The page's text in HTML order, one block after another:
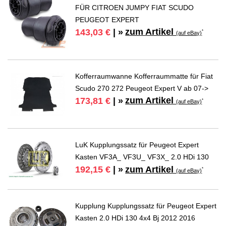
FÜR CITROEN JUMPY FIAT SCUDO
PEUGEOT EXPERT
143,03 € | » zum Artikel(auf eBay)*
Kofferraumwanne Kofferraummatte für Fiat
Scudo 270 272 Peugeot Expert V ab 07->
173,81 € | » zum Artikel(auf eBay)*
LuK Kupplungssatz für Peugeot Expert
Kasten VF3A_ VF3U_ VF3X_ 2.0 HDi 130
192,15 € | » zum Artikel(auf eBay)*
Kupplung Kupplungssatz für Peugeot Expert
Kasten 2.0 HDi 130 4x4 Bj 2012 2016